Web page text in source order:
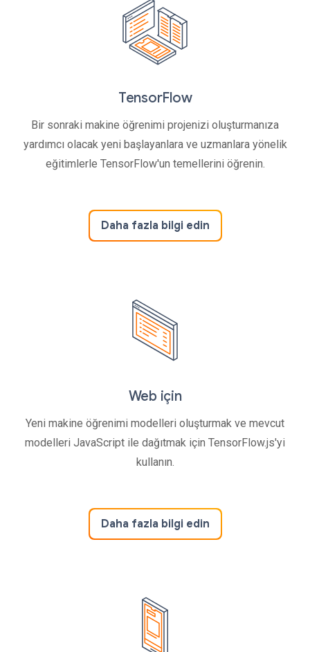
TensorFlow
Bir sonraki makine öğrenimi projenizi oluşturmanıza
yardımcı olacak yeni başlayanlara ve uzmanlara yönelik
eğitimlerle TensorFlow'un temellerini öğrenin.
Daha fazla bilgi edin
Web için
Yeni makine öğrenimi modelleri oluşturmak ve mevcut
modelleri JavaScript ile dağıtmak için TensorFlow.js'yi
kullanın.
Daha fazla bilgi edin